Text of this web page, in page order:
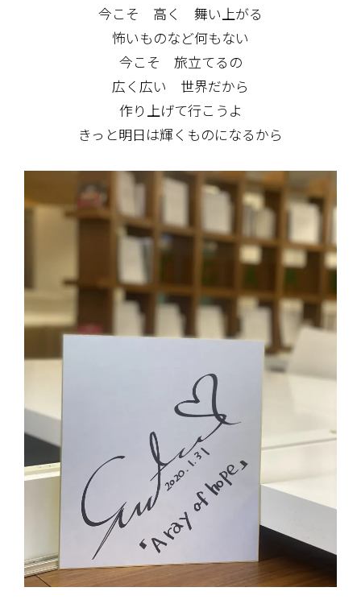
今こそ 高く 舞い上がる
怖いものなど何もない
今こそ 旅立てるの
広く広い 世界だから
作り上げて行こうよ
きっと明日は輝くものになるから